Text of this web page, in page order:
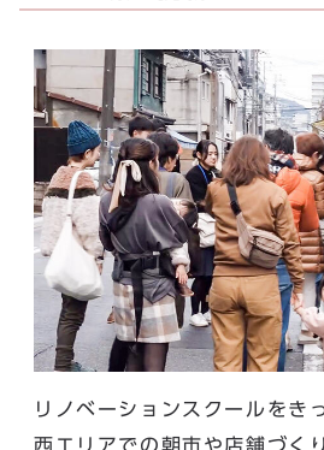
リノベーションスクールをき
西エリアでの朝市や店舗づく